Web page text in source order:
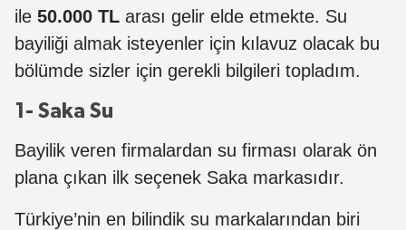
ile 50.000 TL arası gelir elde etmekte. Su
bayiliği almak isteyenler için kılavuz olacak bu
bölümde sizler için gerekli bilgileri topladım.
1- Saka Su
Bayilik veren firmalardan su firması olarak ön
plana çıkan ilk seçenek Saka markasıdır.
Türkiye’nin en bilindik su markalarından biri